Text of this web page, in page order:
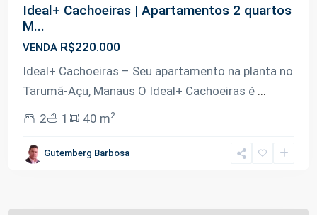
Ideal+ Cachoeiras | Apartamentos 2 quartos
M...
VENDA R$220.000
Ideal+ Cachoeiras – Seu apartamento na planta no
Tarumã-Açu, Manaus O Ideal+ Cachoeiras é ...
2
1 40 m2
Gutemberg Barbosa